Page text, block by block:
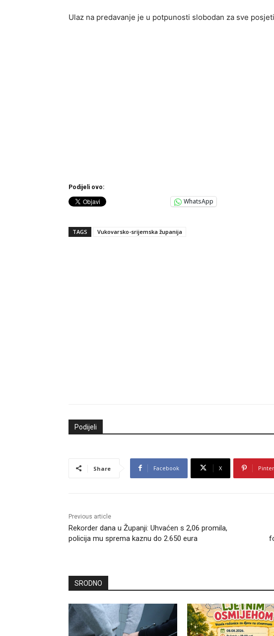
Ulaz na predavanje je u potpunosti slobodan za sve
Podijeli ovo:
WhatsApp
TAGS Vukovarsko-srijemska županija
Podijeli
Share Facebook X
Previous article
Rekorder dana u Županji: Uhvaćen s 2,06 promila,
policija mu sprema kaznu do 2.650 eura
SRODNO